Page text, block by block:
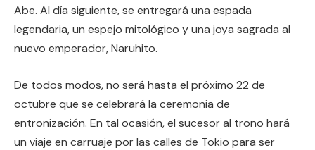
Abe. Al día siguiente, se entregará una espada
legendaria, un espejo mitológico y una joya sagrada al
nuevo emperador, Naruhito.
De todos modos, no será hasta el próximo 22 de
octubre que se celebrará la ceremonia de
entronización. En tal ocasión, el sucesor al trono hará
un viaje en carruaje por las calles de Tokio para ser